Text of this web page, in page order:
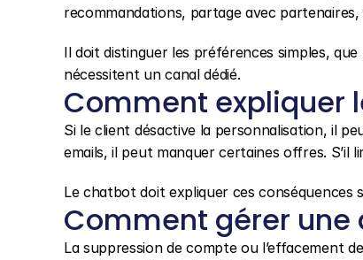
recommandations, partage avec
Il doit distinguer les préférences simples,
nécessitent un canal dédié.
Comment expliquer
Si le client désactive la personnalisation, il
emails, il peut manquer certaines offres. S’il
Le chatbot doit expliquer ces conséquences
Comment gérer une
La suppression de compte ou l’effacement